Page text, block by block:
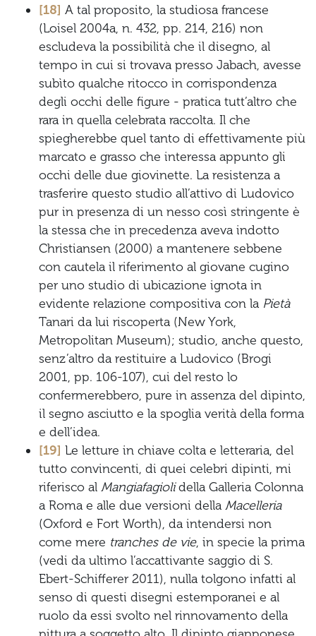
[18] A tal proposito, la studiosa francese
(Loisel 2004a, n. 432, pp. 214, 216) non
escludeva la possibilità che il disegno, al
tempo in cui si trovava presso Jabach, avesse
subìto qualche ritocco in corrispondenza
degli occhi delle figure - pratica tutt’altro che
rara in quella celebrata raccolta. Il che
spiegherebbe quel tanto di effettivamente più
marcato e grasso che interessa appunto gli
occhi delle due giovinette. La resistenza a
trasferire questo studio all’attivo di Ludovico
pur in presenza di un nesso così stringente è
la stessa che in precedenza aveva indotto
Christiansen (2000) a mantenere sebbene
con cautela il riferimento al giovane cugino
per uno studio di ubicazione ignota in
evidente relazione compositiva con la Pietà
Tanari da lui riscoperta (New York,
Metropolitan Museum); studio, anche questo,
senz’altro da restituire a Ludovico (Brogi
2001, pp. 106-107), cui del resto lo
confermerebbero, pure in assenza del dipinto,
il segno asciutto e la spoglia verità della forma
e dell’idea.
[19] Le letture in chiave colta e letteraria, del
tutto convincenti, di quei celebri dipinti, mi
riferisco al Mangiafagiolidella Galleria Colonna
a Roma e alle due versioni della Macelleria
(Oxford e Fort Worth), da intendersi non
come mere tranches de vie, in specie la prima
(vedi da ultimo l’accattivante saggio di S.
Ebert-Schifferer 2011), nulla tolgono infatti al
senso di questi disegni estemporanei e al
ruolo da essi svolto nel rinnovamento della